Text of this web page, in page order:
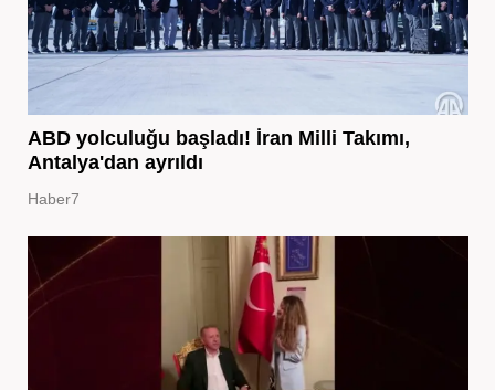
ABD yolculuğu başladı! İran Milli Takımı,
Antalya'dan ayrıldı
Haber7